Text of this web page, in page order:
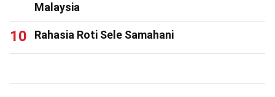
Malaysia
Rahasia Roti Sele Samahani